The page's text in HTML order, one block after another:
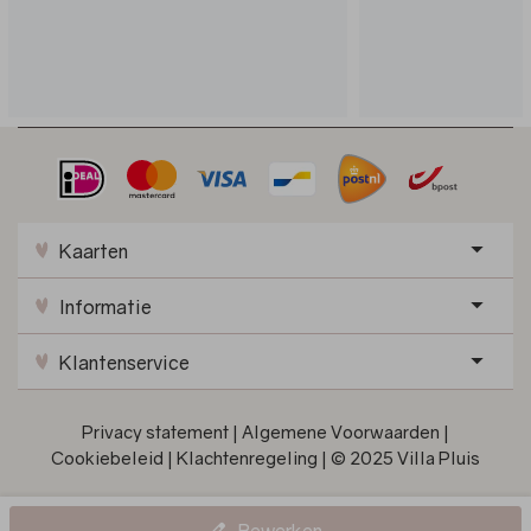
Kaarten
Informatie
Klantenservice
Privacy statement | Algemene Voorwaarden |
Cookiebeleid | Klachtenregeling | © 2025 Villa Pluis